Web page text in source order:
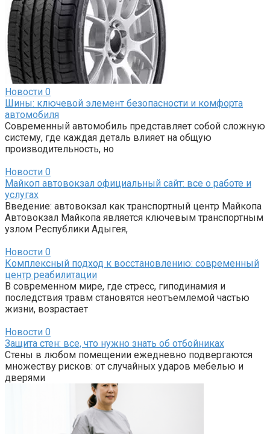
Новости 0
Шины: ключевой элемент безопасности и комфорта
автомобиля
Современный автомобиль представляет собой сложную
систему, где каждая деталь влияет на общую
производительность, но
Новости 0
Майкоп автовокзал официальный сайт: все о работе и
услугах
Введение: автовокзал как транспортный центр Майкопа
Автовокзал Майкопа является ключевым транспортным
узлом Республики Адыгея,
Новости 0
Комплексный подход к восстановлению: современный
центр реабилитации
В современном мире, где стресс, гиподинамия и
последствия травм становятся неотъемлемой частью
жизни, возрастает
Новости 0
Защита стен: все, что нужно знать об отбойниках
Стены в любом помещении ежедневно подвергаются
множеству рисков: от случайных ударов мебелью и
дверями